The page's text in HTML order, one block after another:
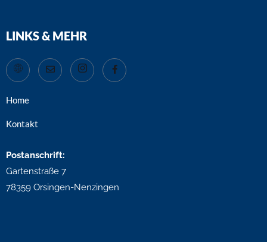
LINKS & MEHR
Home
Kontakt
Postanschrift:
Gartenstraße 7
78359 Orsingen-Nenzingen